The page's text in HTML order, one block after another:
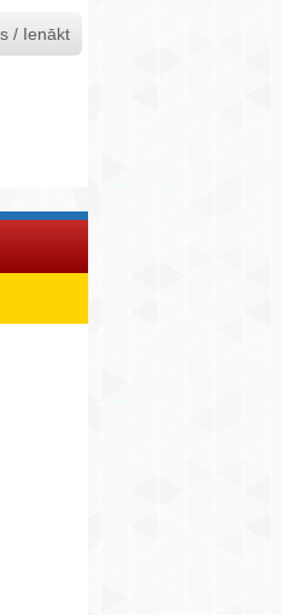
/ Ienākt